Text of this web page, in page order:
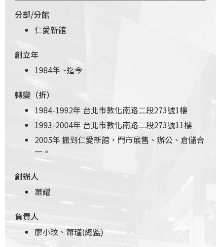
分部/分館
仁愛新館
創立年
1984年 ~迄今
轉變（折）
1984-1992年 台北市敦化南路二段273號1樓
1993-2004年 台北市敦化南路二段273號11樓
2005年 搬到仁愛新館，門市展售、辦公、倉儲合
一。
創辦人
蕭耀
負責人
廖小玟、蕭瑾(總監)